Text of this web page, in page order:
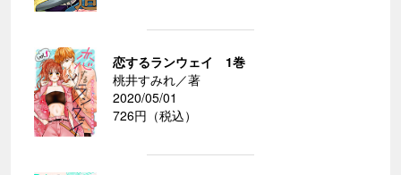
恋するランウェイ 1巻
桃井すみれ／著
2020/05/01
726円（税込）